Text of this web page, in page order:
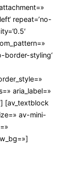
repeat=’no-
border-styling‘
aria_label=»
[av_textblock
av-mini-